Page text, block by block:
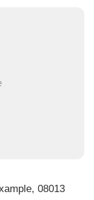
08013